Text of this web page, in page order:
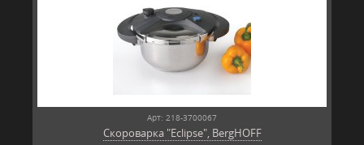
Арт: 218-3700067
Скороварка "Eclipse", BergHOFF